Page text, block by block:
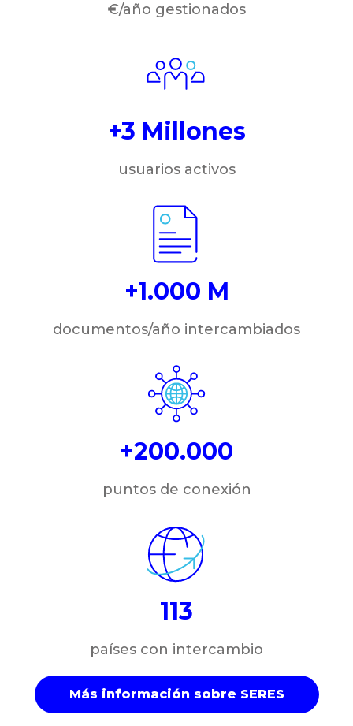
€/año gestionados
+3 Millones
usuarios activos
+1.000 M
documentos/año intercambiados
+200.000
puntos de conexión
113
países con intercambio
Más información sobre SERES